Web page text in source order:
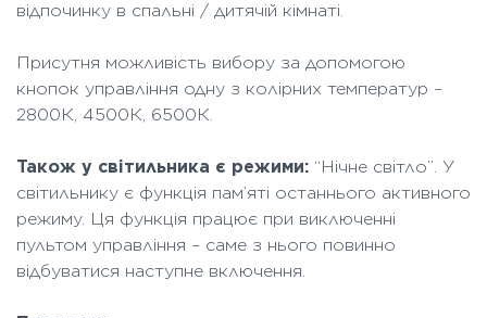
відпочинку в спальні / дитячій кімнаті.
Присутня можливість вибору за допомогою
кнопок управління одну з колірних температур –
2800К, 4500К, 6500К.
Також у світильника є режими: “Нічне світло”. У
світильнику є функція пам’яті останнього активного
режиму. Ця функція працює при виключенні
пультом управління – саме з нього повинно
відбуватися наступне включення.